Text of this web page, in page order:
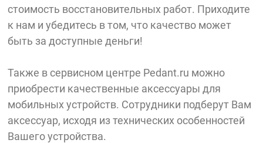
стоимость восстановительных работ. Приходите
к нам и убедитесь в том, что качество может
быть за доступные деньги!
Также в сервисном центре Pedant.ru можно
приобрести качественные аксессуары для
мобильных устройств. Сотрудники подберут Вам
аксессуар, исходя из технических особенностей
Вашего устройства.